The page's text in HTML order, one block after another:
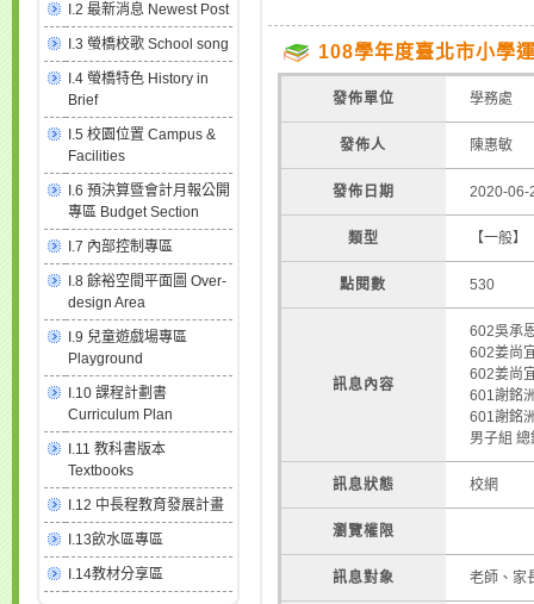
I.2 最新消息 Newest Post
I.3 螢橋校歌 School song
I.4 螢橋特色 History in
Brief
I.5 校園位置 Campus &
Facilities
I.6 預決算暨會計月報公開
專區 Budget Section
I.7 內部控制專區
I.8 餘裕空間平面圖 Over-
design Area
I.9 兒童遊戲場專區
Playground
I.10 課程計劃書
Curriculum Plan
I.11 教科書版本
Textbooks
I.12 中長程教育發展計畫
I.13飲水區專區
I.14教材分享區
108學年度臺北市小學
發佈單位 學務處
發佈人 陳惠敏
發佈日期 2020-
類型 【一般】
點閱數 530
訊息內容
602吳承
602姜尚
602姜尚
601謝銘
601謝銘
男子組
訊息狀態 校網
瀏覽權限
訊息對象 老師、家